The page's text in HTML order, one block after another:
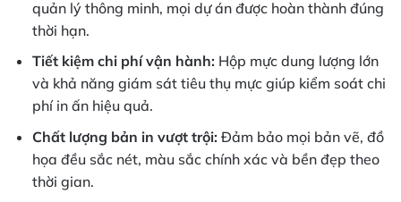
quản lý thông minh, mọi dự án được hoàn thành đúng
thời hạn.
Tiết kiệm chi phí vận hành:Hộp mực dung lượng lớn
và khả năng giám sát tiêu thụ mực giúp kiểm soát chi
phí in ấn hiệu quả.
Chất lượng bản in vượt trội:Đảm bảo mọi bản vẽ, đồ
họa đều sắc nét, màu sắc chính xác và bền đẹp theo
thời gian.